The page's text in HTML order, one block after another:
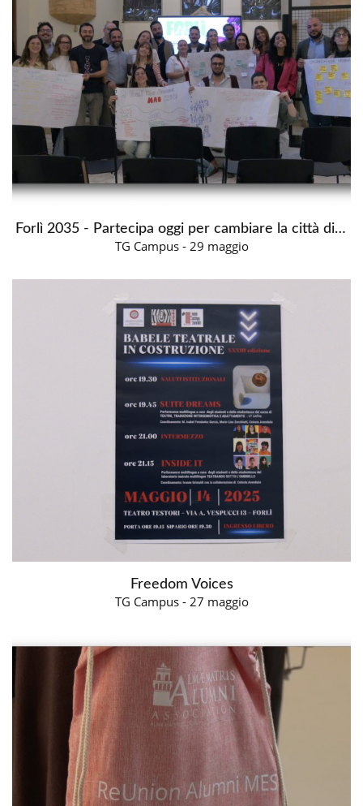
Forlì 2035 - Partecipa oggi per cambiare la città di domani
TG Campus - 29 maggio
Freedom Voices
TG Campus - 27 maggio